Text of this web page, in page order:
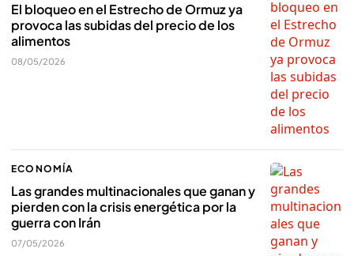
El bloqueo en el Estrecho de Ormuz ya
provoca las subidas del precio de los
alimentos
08/05/2026
ECONOMÍA
Las grandes multinacionales que ganan y
pierden con la crisis energética por la
guerra con Irán
07/05/2026